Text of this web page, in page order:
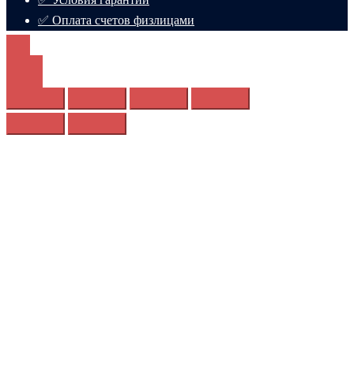
✅ Оплата счетов физлицами